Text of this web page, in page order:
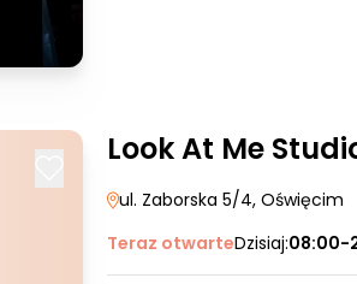
Look At Me
ul. Zaborska 5/4, Oświęcim
Teraz otwarteDzisiaj:08:00-